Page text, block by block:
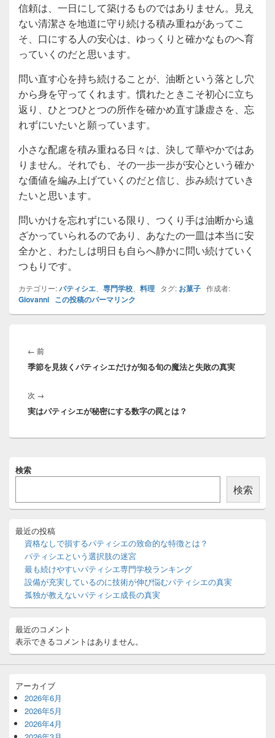
信頼は、一日にして築けるものではありません。見え
ない清潔さを地道に守り続ける積み重ねがあってこ
そ、口にする人の安心は、ゆっくりと確かなものへ育
っていくのだと思います。
問い直す心を持ち続けることが、油断という落とし穴
から身を守ってくれます。慣れたときこそ初心に立ち
返り、ひとつひとつの所作を確かめ直す謙虚さを、忘
れずにいたいと願っています。
小さな配慮を積み重ねる日々は、決して華やかではあ
りません。それでも、その一歩一歩が安心という確か
な価値を編み上げていくのだと信じ、歩み続けていき
たいと思います。
問いかけを忘れずにいる限り、つくり手は油断から遠
ざかっていられるのであり、あなたの一皿は本当に安
全かと、わたしは明日も自らへ静かに問い続けていく
つもりです。
カテゴリー:パティシエ 専門学校 料理 タグ: お菓子 作成者:
Giovanni この投稿のパーマリンク
稿
ナ
ゲ
ー
シ
← 前前
の
季節を見抜くパティシエだけが知る旬の魔法と失敗の真実
次 →
の
稿:
実はパティシエが秘密にする数字の罠とは？
イ
イ
バ
ト
リ
ア
検索
検索
最近の投稿
資格なしで損するパティシエの致命的な特徴とは？
パティシエという選択肢の迷宮
最も続けやすいパティシエ専門学校ランキング
設備が充実しているのに技術が伸び悩むパティシエの真実
孤独が教えないパティシエ成長の真実
最近のコメント
表示できるコメントはありません。
アーカイブ
2026年6月
2026年5月
2026年4月